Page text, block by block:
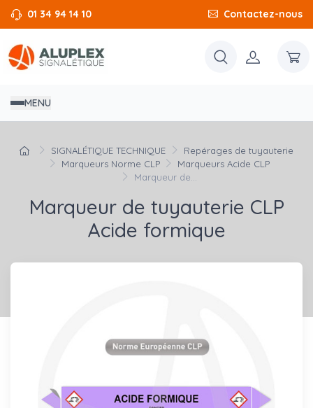
01 34 94 14 10 Contactez-nous
MENU
SIGNALÉTIQUE TECHNIQUE
Repérages de tuyauterie
Marqueurs Norme CLP
Marqueurs Acide CLP
Marqueur de...
Marqueur de tuyauterie CLP
Acide formique